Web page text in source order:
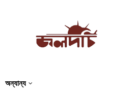
অন্যান্য